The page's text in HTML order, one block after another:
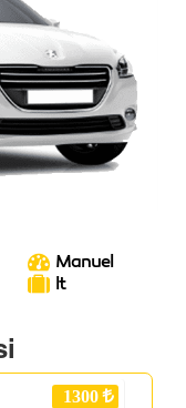
Manuel
lt
1300